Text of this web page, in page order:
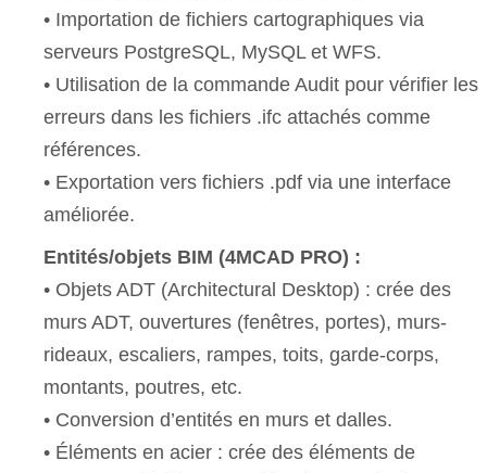
• Importation de fichiers cartographiques via
serveurs PostgreSQL, MySQL et WFS.
• Utilisation de la commande Audit pour vérifier les
erreurs dans les fichiers .ifc attachés comme
références.
• Exportation vers fichiers .pdf via une interface
améliorée.
Entités/objets BIM (4MCAD PRO) :
• Objets ADT (Architectural Desktop) : crée des
murs ADT, ouvertures (fenêtres, portes), murs-
rideaux, escaliers, rampes, toits, garde-corps,
montants, poutres, etc.
• Conversion d’entités en murs et dalles.
• Éléments en acier : crée des éléments de